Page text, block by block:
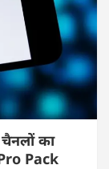
का
Pack